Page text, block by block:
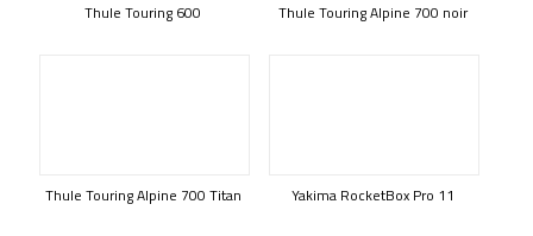
Thule Touring 600 Thule Touring Alpine 700 noir
Thule Touring Alpine 700 Titan Yakima RocketBox Pro 11